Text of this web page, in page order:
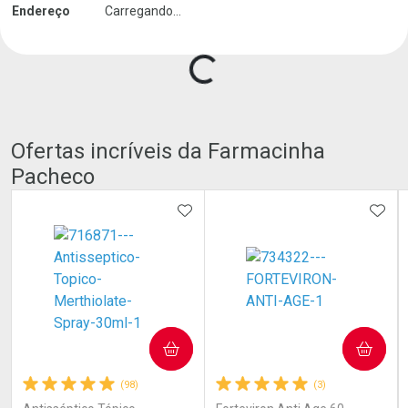
Endereço Carregando...
Carregando produtos do seller...
Ofertas incríveis da Farmacinha
Pacheco
(98)
ADICIONAR AOS FAVORITOS
COMPRAR
(3)
COMPRAR